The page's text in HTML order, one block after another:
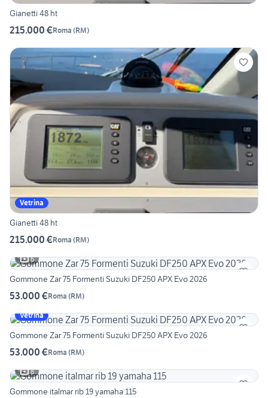
Gianetti 48 ht
215.000 €Roma (RM)
Vetrina
Gianetti 48 ht
215.000 €Roma (RM)
6
Gommone Zar 75 Formenti Suzuki DF250 APX Evo 2026
53.000 €Roma (RM)
Vetrina
Gommone Zar 75 Formenti Suzuki DF250 APX Evo 2026
53.000 €Roma (RM)
8
Gommone italmar rib 19 yamaha 115